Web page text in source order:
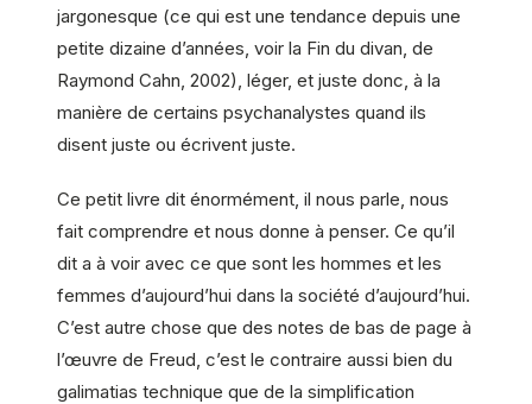
jargonesque (ce qui est une tendance depuis une
petite dizaine d’années, voir la Fin du divan, de
Raymond Cahn, 2002), léger, et juste donc, à la
manière de certains psychanalystes quand ils
disent juste ou écrivent juste.
Ce petit livre dit énormément, il nous parle, nous
fait comprendre et nous donne à penser. Ce qu’il
dit a à voir avec ce que sont les hommes et les
femmes d’aujourd’hui dans la société d’aujourd’hui.
C’est autre chose que des notes de bas de page à
l’œuvre de Freud, c’est le contraire aussi bien du
galimatias technique que de la simplification